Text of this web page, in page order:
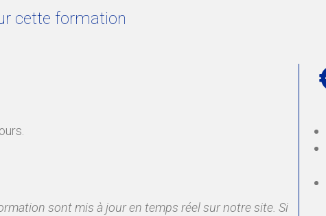
cette formation
sont mis à jour en temps réel sur notre site. Si